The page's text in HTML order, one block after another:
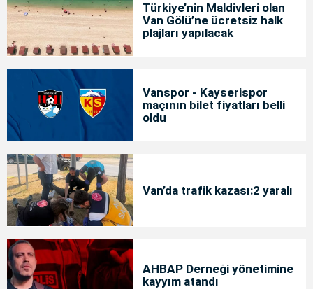
Türkiye’nin Maldivleri olan
Van Gölü’ne ücretsiz halk
plajları yapılacak
Vanspor - Kayserispor
maçının bilet fiyatları belli
oldu
Van’da trafik kazası:2 yaralı
AHBAP Derneği yönetimine
kayyım atandı